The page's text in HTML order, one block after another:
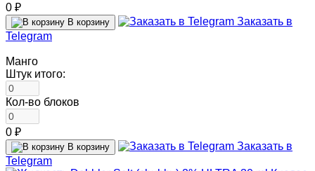
0 ₽
В корзину
Заказать в
Telegram
Манго
Штук итого:
Кол-во блоков
0 ₽
В корзину
Заказать в
Telegram